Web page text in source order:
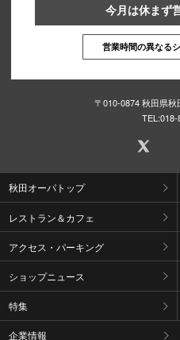
今月は休まず
営業時間の異なる
〒010-0874 秋田県
TEL:018-
秋田オーパトップ
レストラン＆カフェ
アクセス・パーキング
ショップニュース
特集
企業情報